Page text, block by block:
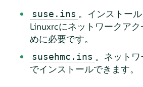
suse.ins 。インストール
Linuxrcにネットワークア
めに必要です。
susehmc.ins 。ネット
でインストールできます。